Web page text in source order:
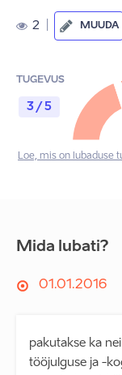
2 MUUDA
TUGEVUS
3 / 5
Loe, mis on lubaduse
Mida lubati?
01.01.2016
pakutakse ka
tööjulguse ja -